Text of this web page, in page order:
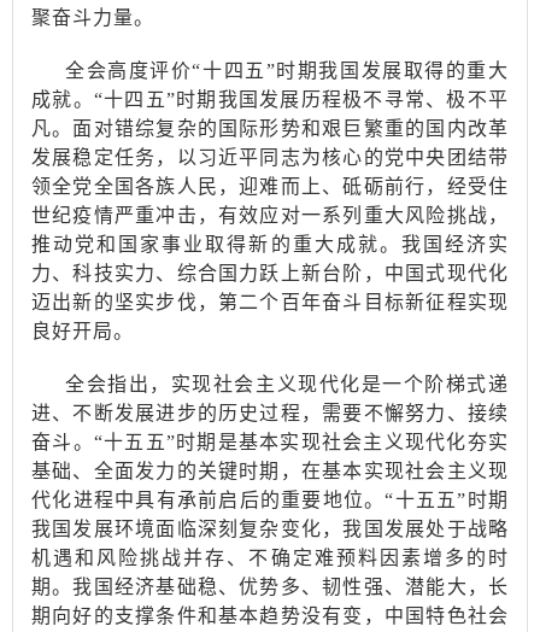
聚奋斗力量。
全会高度评价“十四五”时期我国发展取得的重大
成就。“十四五”时期我国发展历程极不寻常、极不平
凡。面对错综复杂的国际形势和艰巨繁重的国内改革
发展稳定任务，以习近平同志为核心的党中央团结带
领全党全国各族人民，迎难而上、砥砺前行，经受住
世纪疫情严重冲击，有效应对一系列重大风险挑战，
推动党和国家事业取得新的重大成就。我国经济实
力、科技实力、综合国力跃上新台阶，中国式现代化
迈出新的坚实步伐，第二个百年奋斗目标新征程实现
良好开局。
全会指出，实现社会主义现代化是一个阶梯式递
进、不断发展进步的历史过程，需要不懈努力、接续
奋斗。 “十五五”时期是基本实现社会主义现代化夯实
基础、全面发力的关键时期，在基本实现社会主义现
代化进程中具有承前启后的重要地位。“十五五”时期
我国发展环境面临深刻复杂变化，我国发展处于战略
机遇和风险挑战并存、不确定难预料因素增多的时
期。我国经济基础稳、优势多、韧性强、潜能大，长
期向好的支撑条件和基本趋势没有变，中国特色社会